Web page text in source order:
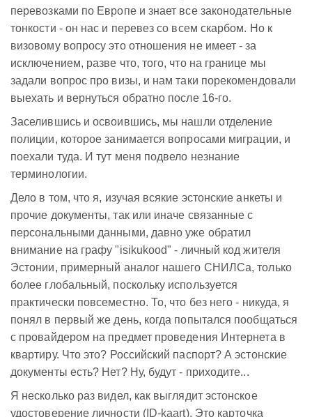
перевозками по Европе и знает все законодательные
тонкости - он нас и перевез со всем скарбом. Но к
визовому вопросу это отношения не имеет - за
исключением, разве что, того, что на границе мы
задали вопрос про визы, и нам таки порекомендовали
выехать и вернуться обратно после 16-го.
Заселившись и освоившись, мы нашли отделение
полиции, которое занимается вопросами миграции, и
поехали туда. И тут меня подвело незнание
терминологии.
Дело в том, что я, изучая всякие эстонские анкеты и
прочие документы, так или иначе связанные с
персональными данными, давно уже обратил
внимание на графу "isikukood" - личный код жителя
Эстонии, примерный аналог нашего СНИЛСа, только
более глобальный, поскольку используется
практически повсеместно. То, что без него - никуда, я
понял в первый же день, когда попытался пообщаться
с провайдером на предмет проведения Интернета в
квартиру. Что это? Российский паспорт? А эстонские
документы есть? Нет? Ну, будут - приходите...
Я несколько раз видел, как выглядит эстонское
удостоверение личности (ID-kaart). Это карточка